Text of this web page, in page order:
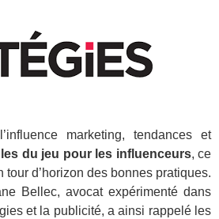
marketing, tendances et
du jeu pour les influenceurs, ce
tour d’horizon des bonnes pratiques.
Bellec, avocat expérimenté dans
et la publicité, a ainsi rappelé les